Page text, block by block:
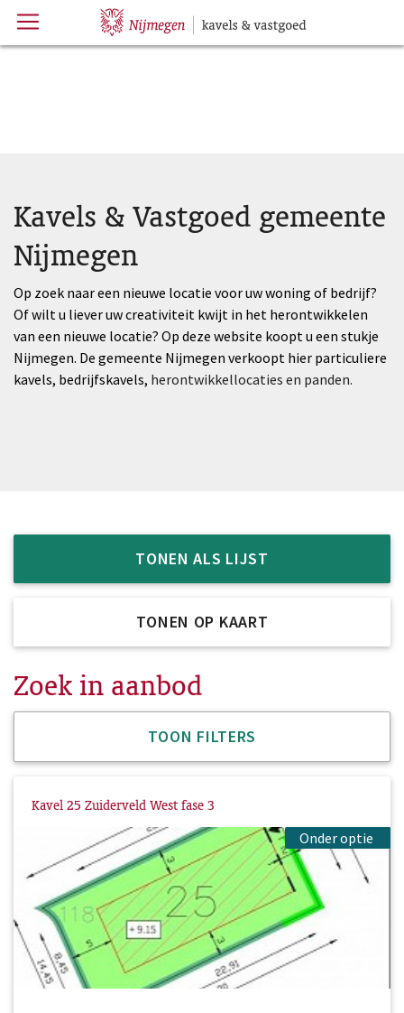
Menu Hoofdpagina
Kavels & Vastgoed gemeente
Nijmegen
Op zoek naar een nieuwe locatie voor uw woning of bedrijf?
Of wilt u liever uw creativiteit kwijt in het herontwikkelen
van een nieuwe locatie? Op deze website koopt u een stukje
Nijmegen. De gemeente Nijmegen verkoopt hier particuliere
kavels, bedrijfskavels, herontwikkellocaties en panden.
TONEN ALS LIJST
TONEN OP KAART
Zoek in aanbod
TOON FILTERS
Kavel 25 Zuiderveld West fase 3
Onder optie